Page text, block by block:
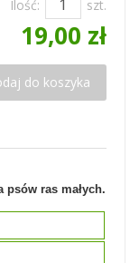
Ilość: szt.
19,00 zł
do koszyka
psów ras małych.